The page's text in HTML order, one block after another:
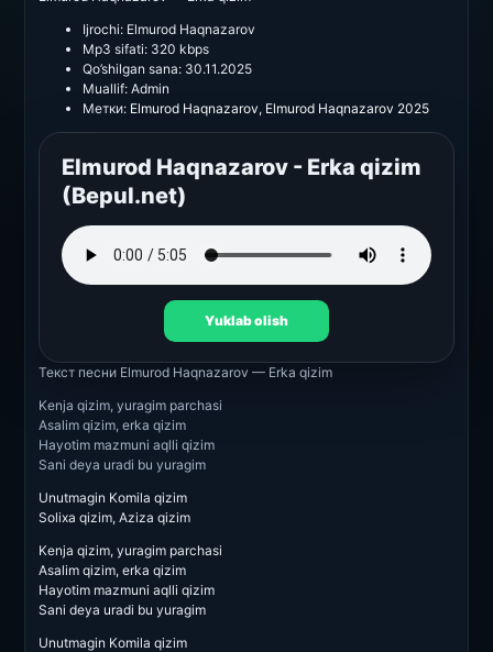
Ijrochi: Elmurod Haqnazarov
Mp3 sifati: 320 kbps
Qo’shilgan sana: 30.11.2025
Muallif: Admin
Метки: Elmurod Haqnazarov, Elmurod Haqnazarov 2025
Elmurod Haqnazarov - Erka qizim
(Bepul.net)
Yuklab olish
Текст песни Elmurod Haqnazarov — Erka qizim
Kenja qizim, yuragim parchasi
Asalim qizim, erka qizim
Hayotim mazmuni aqlli qizim
Sani deya uradi bu yuragim
Unutmagin Komila qizim
Solixa qizim, Aziza qizim
Kenja qizim, yuragim parchasi
Asalim qizim, erka qizim
Hayotim mazmuni aqlli qizim
Sani deya uradi bu yuragim
Unutmagin Komila qizim